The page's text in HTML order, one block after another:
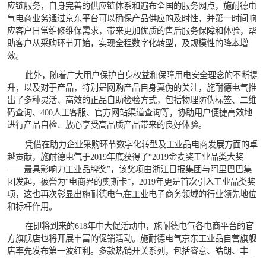
应链服务，自身完善的供应链体系和遍布全国的服务网点，施耐德电
气电商业务通过京东平台可以确保产品供应的及时性，并第一时间响
应客户日常维修维保需求，带来更加优质的售后服务保障和体验，帮
助客户从采购环节开始，实现全程数字化转型，及规模性的降本增
效。
此外，随着广大用户保护自身权益和保障用电安全理念的不断提
升，以及对于产品，特别是网购产品自身真伪的关注，施耐德电气推
出了多种灵活、高效的正品自助检验方式，包括物理防伪标签、二维
码查询、400人工客服、官方网站渠道查询等，协助用户便捷高效地
进行产品自检、放心享受高品质产品带来的良好体验。
凭借在助力企业采购环节数字化转型及工业品电商发展方面的卓
越贡献，施耐德电气于2019年底获得了“2019金麦奖工业品类大奖
——最具影响力工业品牌奖”，该奖项由浙江日报集团与阿里巴巴集
团发起，被誉为“电商界的奥斯卡”，2019年更是首次引入工业品类奖
项，这也再次彰显出施耐德电气在工业电子商务领域的行业领先地位
和标杆作用。
在即将到来的618年中大促活动中，施耐德电气各电商平台的官
方旗舰店也将开展丰富的促销活动。施耐德电气京东工业品自营旗舰
店率先发布第一波红利。多款热销开关系列，包括睿意、皓朗、丰